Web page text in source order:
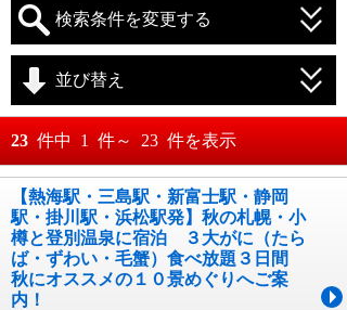
検索条件を変更する
月 日～
月 日
並び替え
おすすめ順
料金が安い順
料金が高い順
23 件中 1 件～ 23 件を表示
【熱海駅・三島駅・新富士駅・静岡
駅・掛川駅・浜松駅発】秋の札幌・小
樽と登別温泉に宿泊 ３大がに（たら
ば・ずわい・毛蟹）食べ放題３日間
秋にオススメの１０景めぐりへご案
内！